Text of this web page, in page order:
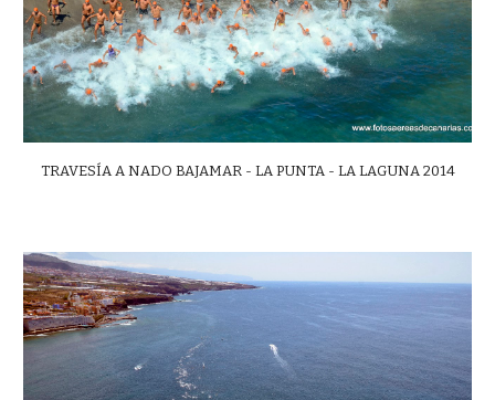
TRAVESÍA A NADO BAJAMAR - LA PUNTA - LA LAGUNA 2014